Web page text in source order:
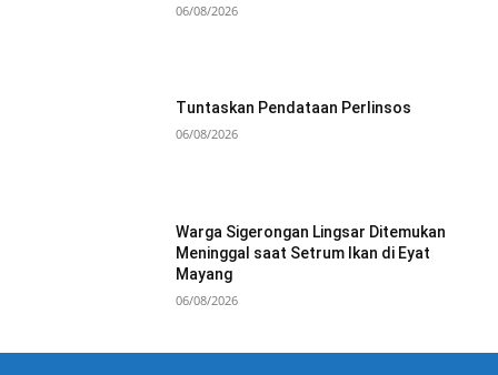
06/08/2026
Tuntaskan Pendataan Perlinsos
06/08/2026
Warga Sigerongan Lingsar Ditemukan
Meninggal saat Setrum Ikan di Eyat
Mayang
06/08/2026